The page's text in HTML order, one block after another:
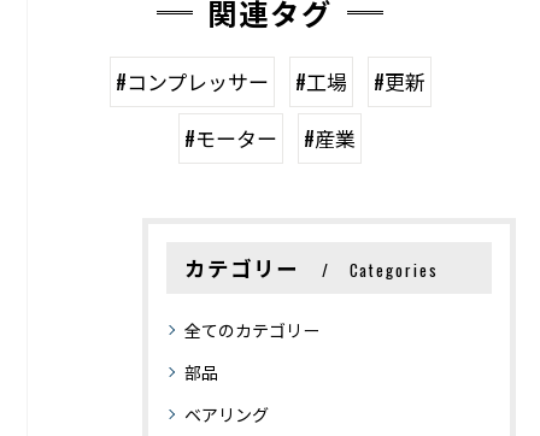
関連タグ
#コンプレッサー #工場
#更新
#モーター
#産業
カテゴリー Categories
全てのカテゴリー
部品
ベアリング